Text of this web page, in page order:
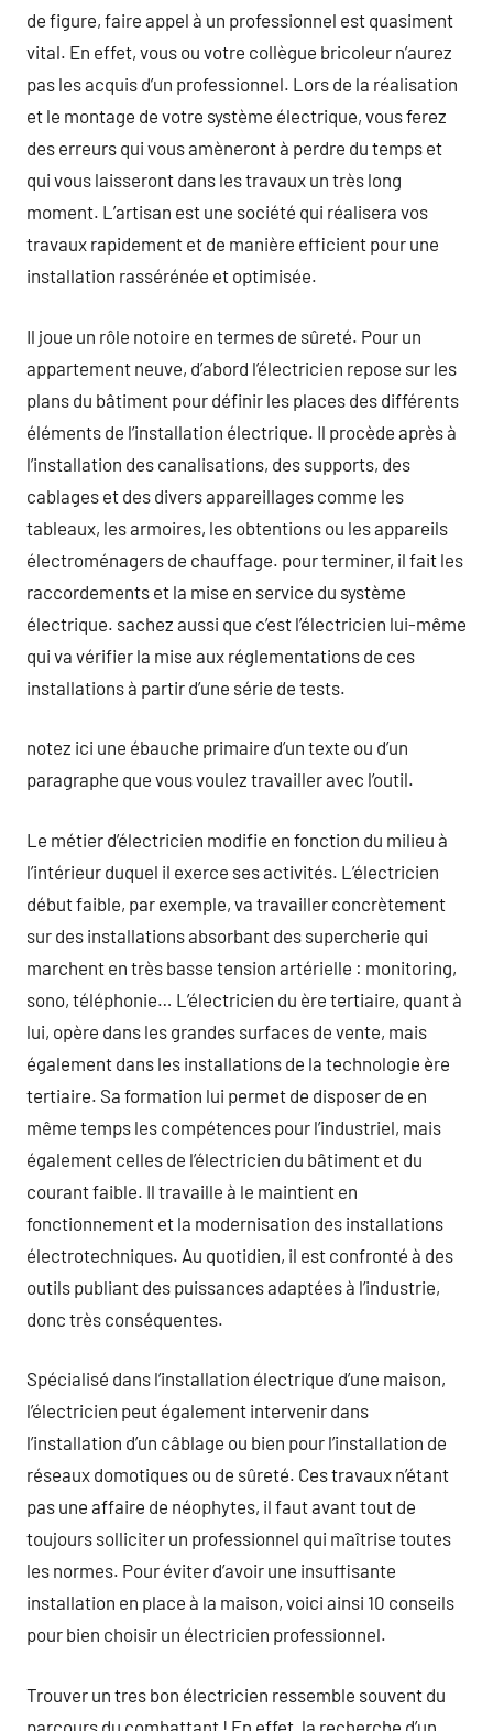
de figure, faire appel à un professionnel est quasiment
vital. En effet, vous ou votre collègue bricoleur n’aurez
pas les acquis d’un professionnel. Lors de la réalisation
et le montage de votre système électrique, vous ferez
des erreurs qui vous amèneront à perdre du temps et
qui vous laisseront dans les travaux un très long
moment. L’artisan est une société qui réalisera vos
travaux rapidement et de manière efficient pour une
installation rassérénée et optimisée.
Il joue un rôle notoire en termes de sûreté. Pour un
appartement neuve, d’abord l’électricien repose sur les
plans du bâtiment pour définir les places des différents
éléments de l’installation électrique. Il procède après à
l’installation des canalisations, des supports, des
cablages et des divers appareillages comme les
tableaux, les armoires, les obtentions ou les appareils
électroménagers de chauffage. pour terminer, il fait les
raccordements et la mise en service du système
électrique. sachez aussi que c’est l’électricien lui-même
qui va vérifier la mise aux réglementations de ces
installations à partir d’une série de tests.
notez ici une ébauche primaire d’un texte ou d’un
paragraphe que vous voulez travailler avec l’outil.
Le métier d’électricien modifie en fonction du milieu à
l’intérieur duquel il exerce ses activités. L’électricien
début faible, par exemple, va travailler concrètement
sur des installations absorbant des supercherie qui
marchent en très basse tension artérielle : monitoring,
sono, téléphonie… L’électricien du ère tertiaire, quant à
lui, opère dans les grandes surfaces de vente, mais
également dans les installations de la technologie ère
tertiaire. Sa formation lui permet de disposer de en
même temps les compétences pour l’industriel, mais
également celles de l’électricien du bâtiment et du
courant faible. Il travaille à le maintient en
fonctionnement et la modernisation des installations
électrotechniques. Au quotidien, il est confronté à des
outils publiant des puissances adaptées à l’industrie,
donc très conséquentes.
Spécialisé dans l’installation électrique d’une maison,
l’électricien peut également intervenir dans
l’installation d’un câblage ou bien pour l’installation de
réseaux domotiques ou de sûreté. Ces travaux n’étant
pas une affaire de néophytes, il faut avant tout de
toujours solliciter un professionnel qui maîtrise toutes
les normes. Pour éviter d’avoir une insuffisante
installation en place à la maison, voici ainsi 10 conseils
pour bien choisir un électricien professionnel.
Trouver un tres bon électricien ressemble souvent du
parcours du combattant ! En effet, la recherche d’un